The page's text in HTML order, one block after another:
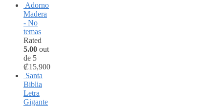
Adorno
Madera
- No
temas
Rated
5.00 out
de 5
₡15,900
Santa
Biblia
Letra
Gigante